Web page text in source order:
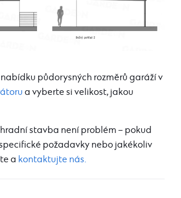
půdorysných rozměrů garáží v
a vyberte si velikost, jakou
stavba není problém – pokud
požadavky nebo jakékoliv
a kontaktujte nás.